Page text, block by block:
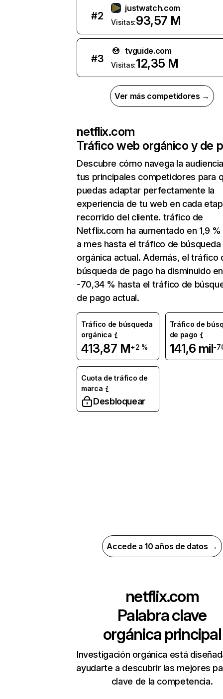
#2
justwatch.com
Visitas:93,57 M
#3
tvguide.com
Visitas:12,35 M
Ver más competidores →
netflix.com
Tráfico web orgánico y de
Descubre cómo navega la
tus principales competidores para
puedas adaptar perfectamente la
experiencia de tu web en cada
recorrido del cliente. tráfico de
Netflix.com ha aumentado en 1,9
a mes hasta el tráfico de búsqueda
orgánica actual. Además, el tráfico
búsqueda de pago ha disminuido en
-70,34 % hasta el tráfico de
de pago actual.
Tráfico de búsqueda
orgánica
413,87 M+2 %
Tráfico de
de pago
141,6 mil-
Cuota de tráfico de
marca
Desbloquear
Accede a 10 años de datos →
netflix.com
Palabra clave
orgánica principal
Investigación orgánica está
ayudarte a descubrir las mejores
clave de la competencia.